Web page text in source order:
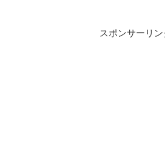
スポンサーリン